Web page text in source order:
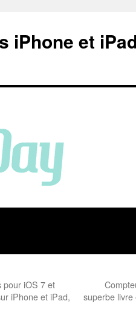
iPhone et
pour iOS 7 et
iPhone et iPad,
superbe